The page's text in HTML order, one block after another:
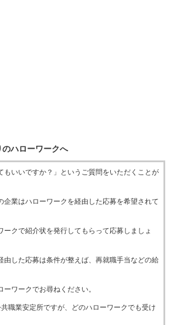
ハローワークへ
もいいですか？」というご質問をいただくことが
企業はハローワークを経由した応募を希望されて
ークで紹介状を発行してもらって応募しましょ
由した応募は条件が整えば、再就職手当などの給
ワークでお尋ねください。
職業安定所ですが、どのハローワークでも受け